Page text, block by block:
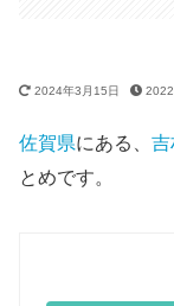
2024年3月15日
佐賀県にある、 吉
とめです。